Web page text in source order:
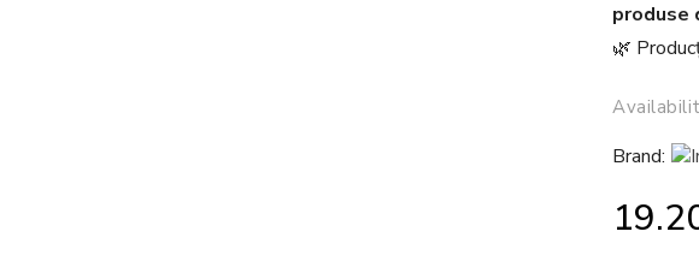
produse
🌿
Brand: